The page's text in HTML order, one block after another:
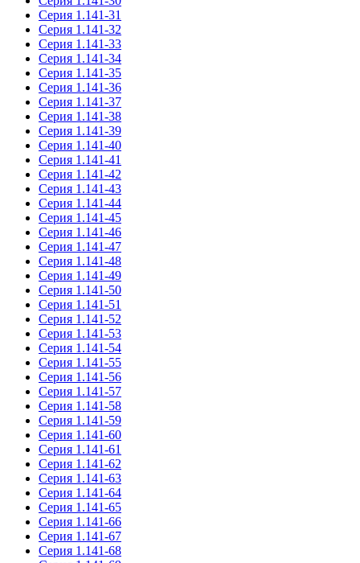
Серия 1.141-31
Серия 1.141-32
Серия 1.141-33
Серия 1.141-34
Серия 1.141-35
Серия 1.141-36
Серия 1.141-37
Серия 1.141-38
Серия 1.141-39
Серия 1.141-40
Серия 1.141-41
Серия 1.141-42
Серия 1.141-43
Серия 1.141-44
Серия 1.141-45
Серия 1.141-46
Серия 1.141-47
Серия 1.141-48
Серия 1.141-49
Серия 1.141-50
Серия 1.141-51
Серия 1.141-52
Серия 1.141-53
Серия 1.141-54
Серия 1.141-55
Серия 1.141-56
Серия 1.141-57
Серия 1.141-58
Серия 1.141-59
Серия 1.141-60
Серия 1.141-61
Серия 1.141-62
Серия 1.141-63
Серия 1.141-64
Серия 1.141-65
Серия 1.141-66
Серия 1.141-67
Серия 1.141-68